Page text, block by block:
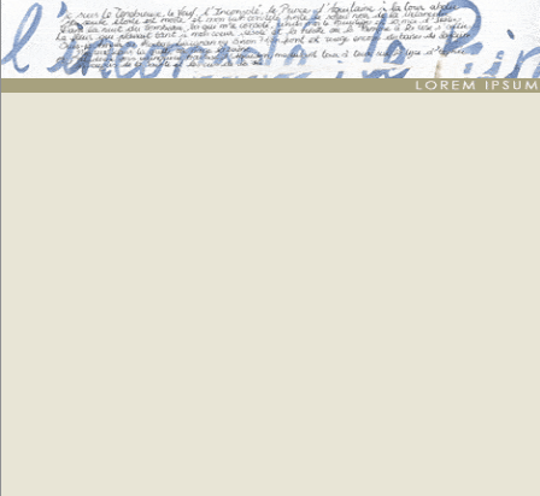
Lorem ipsum: génération de 3 paragraphes de faux texte pour webdesigners ou
maquettistes - textes aléatoires